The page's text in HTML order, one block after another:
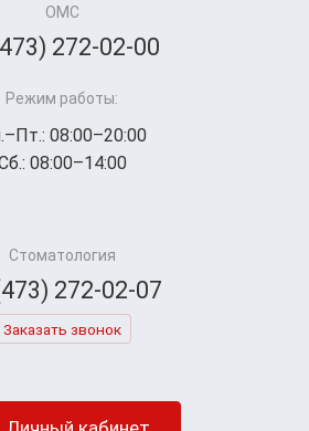
ОМС
272-02-00
Режим работы:
08:00–20:00
08:00–14:00
Стоматология
272-02-07
Заказать звонок